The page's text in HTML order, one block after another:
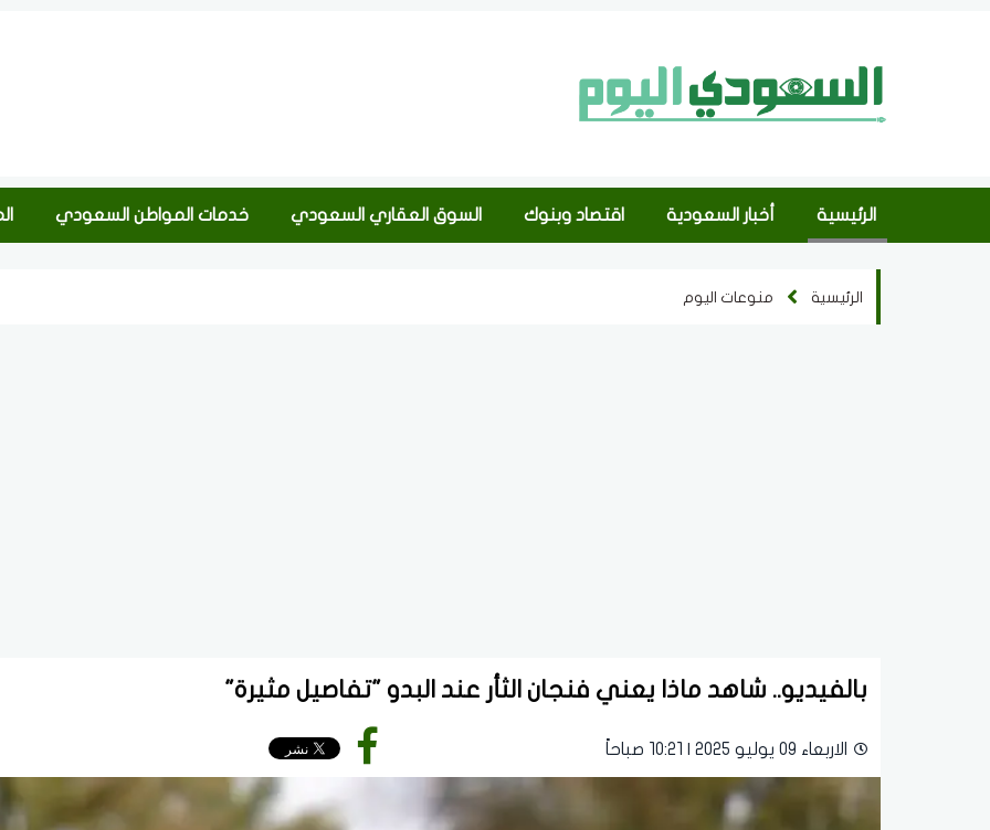
الرئيسية أخبار السعودية اقتصاد وبنوك السوق العقاري السعودي خدمات المواطن السعودي
الرئيسية منوعات اليوم
بالفيديو.. شاهد ماذا يعني فنجان الثأر عند البدو "تفاصيل مثيرة"
الاربعاء 09 يوليو 2025 | 10:21 صباحاً